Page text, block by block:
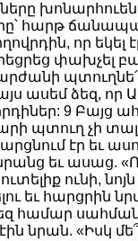
հարթ
որ եկել
փախչել
պտուղնե՛ր
ասեմ ձեզ,
9 Բայց
պտուղ չի
էր եւ
եւ ասաց. «Ով
ունի,
եւ հարցրին
համար
նրան. «Իսկ